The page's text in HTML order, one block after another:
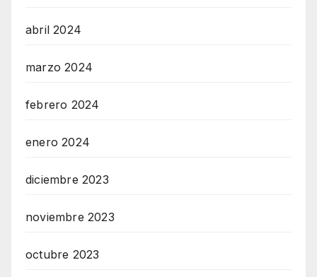
abril 2024
marzo 2024
febrero 2024
enero 2024
diciembre 2023
noviembre 2023
octubre 2023